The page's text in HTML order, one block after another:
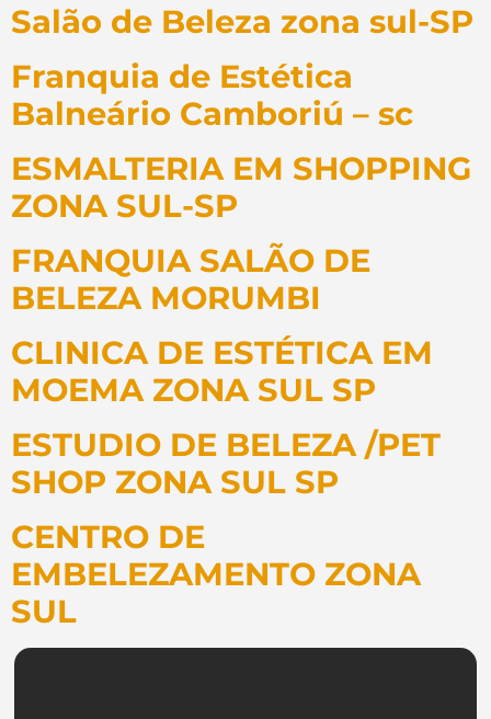
Salão de Beleza zona sul-SP
Franquia de Estética
Balneário Camboriú – sc
ESMALTERIA EM SHOPPING
ZONA SUL-SP
FRANQUIA SALÃO DE
BELEZA MORUMBI
CLINICA DE ESTÉTICA EM
MOEMA ZONA SUL SP
ESTUDIO DE BELEZA /PET
SHOP ZONA SUL SP
CENTRO DE
EMBELEZAMENTO ZONA
SUL